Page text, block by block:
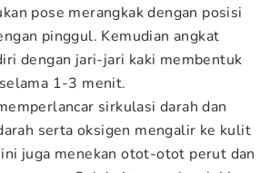
pose merangkak dengan posisi
pinggul. Kemudian angkat
dengan jari-jari kaki membentuk
1-3 menit.
sirkulasi darah dan
serta oksigen mengalir ke kulit
juga menekan otot-otot perut dan